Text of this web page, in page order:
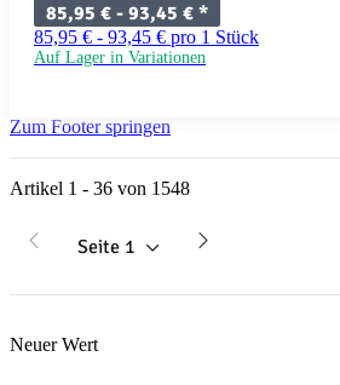
85,95 € - 93,45 € *
85,95 € - 93,45 € pro 1 Stück
Auf Lager in Variationen
Zum Footer springen
Artikel 1 - 36 von 1548
Seite 1
Neuer Wert